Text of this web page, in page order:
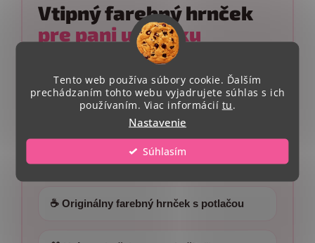
Tento web používa súbory cookie. Ďalším
prechádzaním tohto webu vyjadrujete súhlas s ich
používaním. Viac informácií tu.
Nastavenie
Súhlasím
Vtipný farebný hrnček
pre pani učiteľku
Milý a praktický darček pre pani učiteľku, ktorý
jej každý deň pripomenie, že jej práca má
obrovský význam ❤️ Farebný hrnček s
originálnou potlačou je ideálnym poďakovaním
na koniec školského roka od detí aj rodičov.
:contentReference[oaicite:0]{index=0}
☕ Originálny farebný hrnček s potlačou